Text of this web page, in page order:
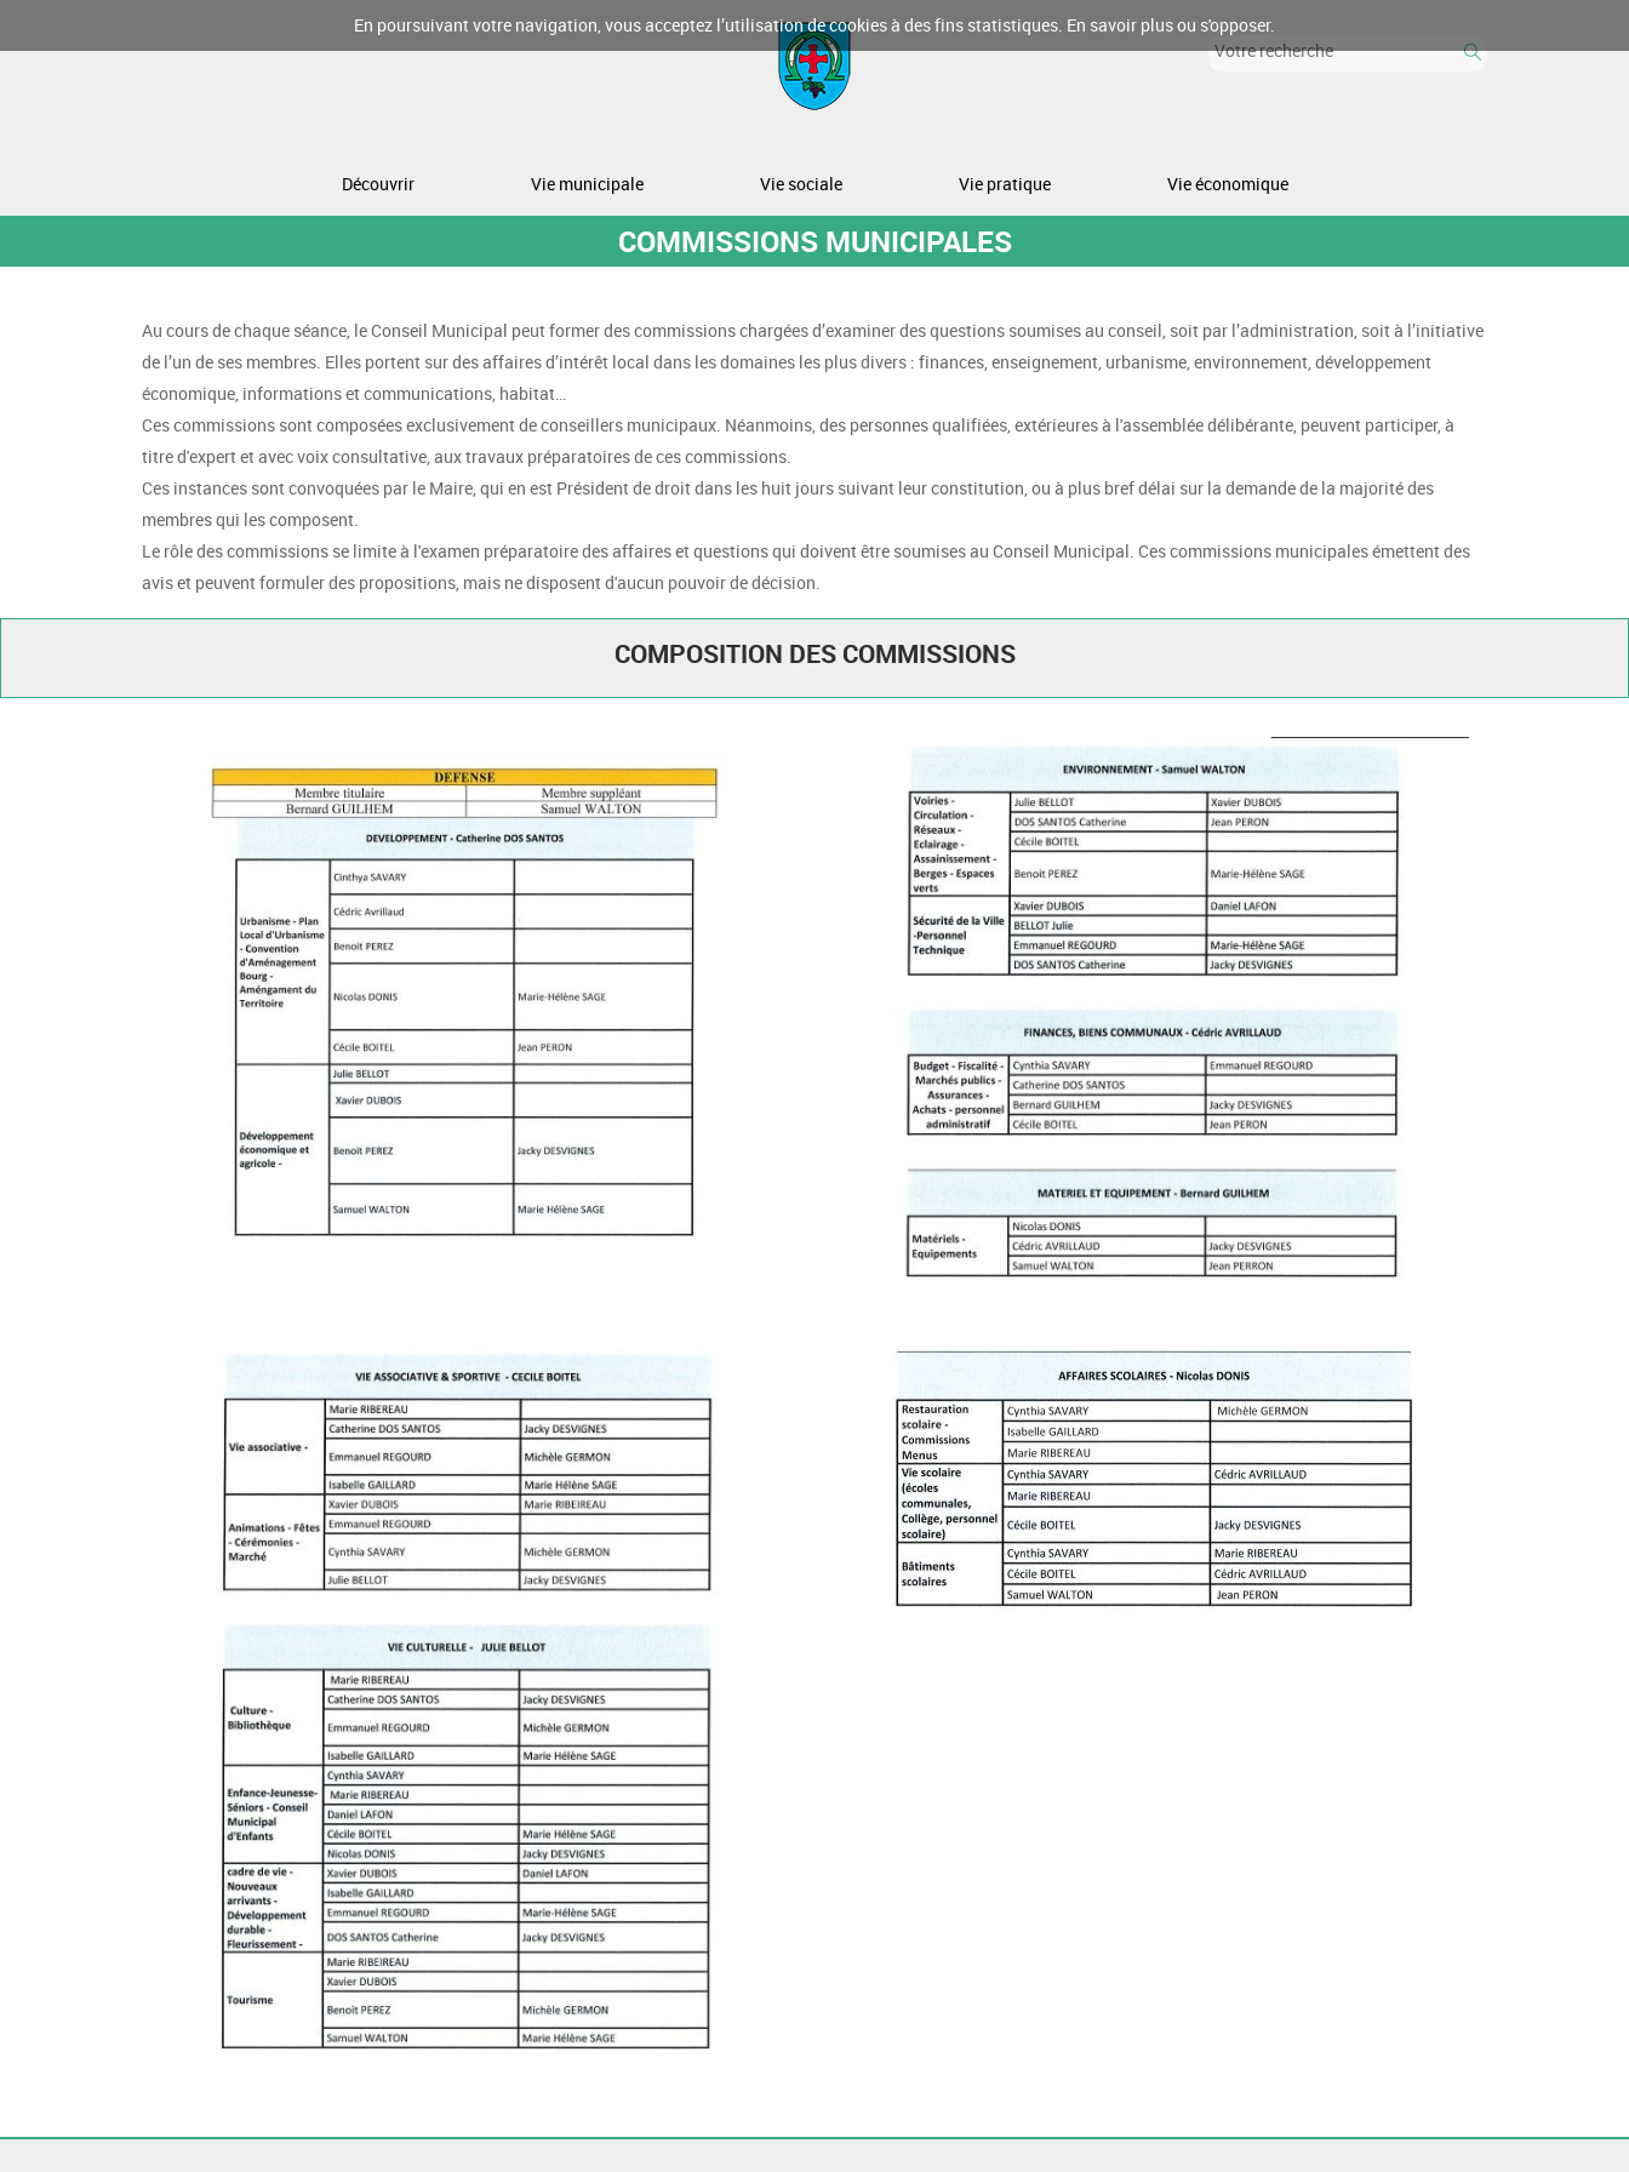
En poursuivant votre navigation, vous acceptez l’utilisation de cookies à des fins statistiques. En savoir plus ou s'opposer.
Découvrir Vie municipale Vie sociale Vie pratique Vie économique
COMMISSIONS MUNICIPALES
Au cours de chaque séance, le Conseil Municipal peut former des commissions chargées d’examiner des questions soumises au conseil, soit par l’administration, soit à l’initiative
de l’un de ses membres. Elles portent sur des affaires d’intérêt local dans les domaines les plus divers : finances, enseignement, urbanisme, environnement, développement
économique, informations et communications, habitat…
Ces commissions sont composées exclusivement de conseillers municipaux. Néanmoins, des personnes qualifiées, extérieures à l'assemblée délibérante, peuvent participer, à
titre d'expert et avec voix consultative, aux travaux préparatoires de ces commissions.
Ces instances sont convoquées par le Maire, qui en est Président de droit dans les huit jours suivant leur constitution, ou à plus bref délai sur la demande de la majorité des
membres qui les composent.
Le rôle des commissions se limite à l'examen préparatoire des affaires et questions qui doivent être soumises au Conseil Municipal. Ces commissions municipales émettent des
avis et peuvent formuler des propositions, mais ne disposent d'aucun pouvoir de décision.
COMPOSITION DES COMMISSIONS